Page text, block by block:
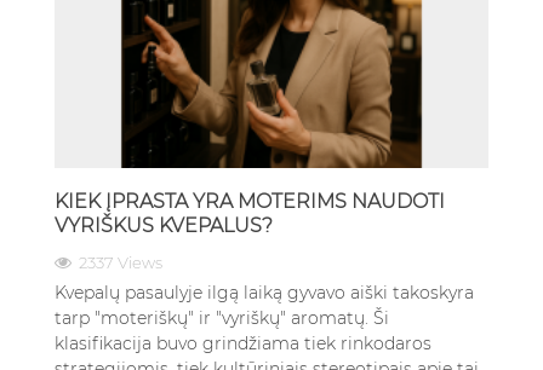
KIEK ĮPRASTA YRA MOTERIMS NAUDOTI
VYRIŠKUS KVEPALUS?
2337 Views
Kvepalų pasaulyje ilgą laiką gyvavo aiški takoskyra
tarp "moteriškų" ir "vyriškų" aromatų. Ši
klasifikacija buvo grindžiama tiek rinkodaros